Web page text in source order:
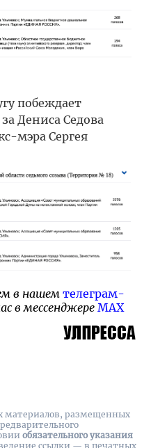
побеждает
Дениса Седова
мэра Сергея
в нашем телеграм-
в мессенджере MAX
размещенных
обязательного указания
ссылки — в печатных